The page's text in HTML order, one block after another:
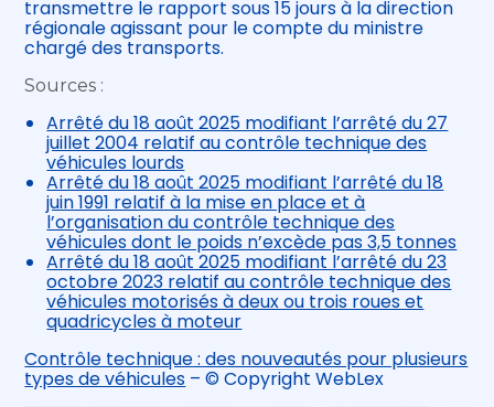
transmettre le rapport sous 15 jours à la direction
régionale agissant pour le compte du ministre
chargé des transports.
Sources :
Arrêté du 18 août 2025 modifiant l’arrêté du 27
juillet 2004 relatif au contrôle technique des
véhicules lourds
Arrêté du 18 août 2025 modifiant l’arrêté du 18
juin 1991 relatif à la mise en place et à
l’organisation du contrôle technique des
véhicules dont le poids n’excède pas 3,5 tonnes
Arrêté du 18 août 2025 modifiant l’arrêté du 23
octobre 2023 relatif au contrôle technique des
véhicules motorisés à deux ou trois roues et
quadricycles à moteur
Contrôle technique : des nouveautés pour plusieurs
types de véhicules – © Copyright WebLex